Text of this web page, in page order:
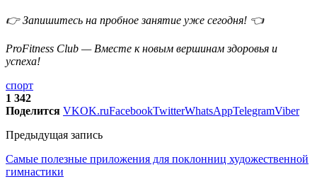
👉 Запишитесь на пробное занятие уже сегодня! 👈
ProFitness Club — Вместе к новым вершинам здоровья и
успеха!
спорт
1 342
Поделится VKOK.ruFacebookTwitterWhatsAppTelegramViber
Предыдущая запись
Самые полезные приложения для поклонниц художественной
гимнастики